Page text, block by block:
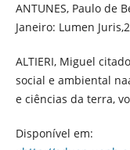
ANTUNES, Paulo de
Janeiro: Lumen
ALTIERI, Miguel
social e ambiental
e ciências da terra,
Disponível em: